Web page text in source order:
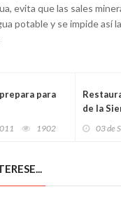
evita que las sales
potable y se impide así
para
1902
de la
03 de